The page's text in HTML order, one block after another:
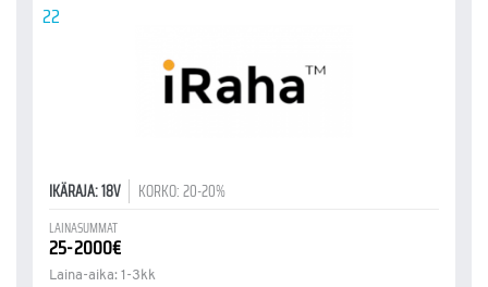
22
IKÄRAJA: 18V KORKO: 20-20%
LAINASUMMAT
25-2000€
Laina-aika: 1-3kk